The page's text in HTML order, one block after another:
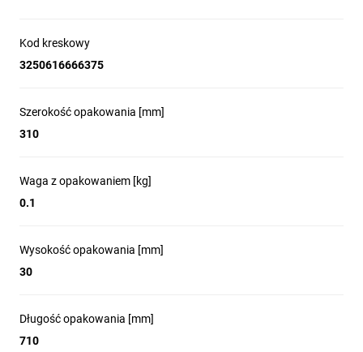
Kod kreskowy
3250616666375
Szerokość opakowania [mm]
310
Waga z opakowaniem [kg]
0.1
Wysokość opakowania [mm]
30
Długość opakowania [mm]
710